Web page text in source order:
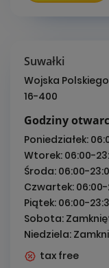
Suwałki
Wojska Polskiego
16-400
Godziny
Poniedziałek:
Wtorek: 06:00-
Środa: 06:00-
Czwartek:
Piątek: 06:00-
Sobota:
Niedziela:
tax free